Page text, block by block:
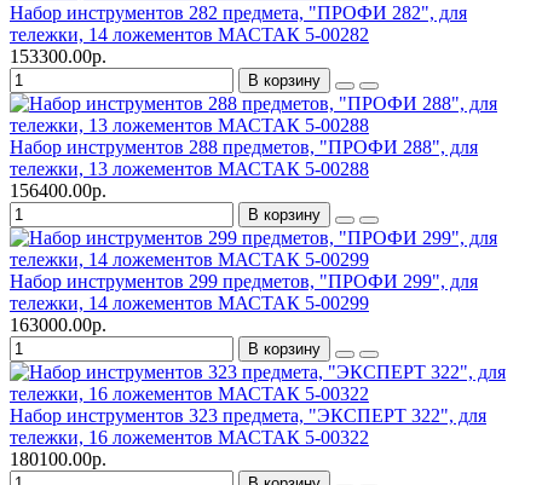
Набор инструментов 282 предмета, "ПРОФИ 282", для
тележки, 14 ложементов МАСТАК 5-00282
153300.00р.
В корзину
Набор инструментов 288 предметов, "ПРОФИ 288", для
тележки, 13 ложементов МАСТАК 5-00288
156400.00р.
В корзину
Набор инструментов 299 предметов, "ПРОФИ 299", для
тележки, 14 ложементов МАСТАК 5-00299
163000.00р.
В корзину
Набор инструментов 323 предмета, "ЭКСПЕРТ 322", для
тележки, 16 ложементов МАСТАК 5-00322
180100.00р.